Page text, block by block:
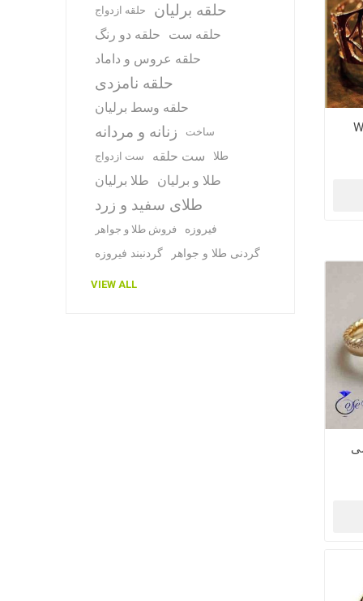
حلقه ازدواج حلقه برلیان
حلقه دو رنگ
حلقه ست
حلقه عروس و داماد
حلقه نامزدی
حلقه وسط برلیان
زنانه و مردانه
ساخت
ست ازدواج
ست حلقه طلا
طلا برلیان طلا و برلیان
طلای سفید و زرد
فروش طلا و جواهر
فیروزه
گردنبند فیروزه
گردنی طلا و جواهر
VIEW ALL